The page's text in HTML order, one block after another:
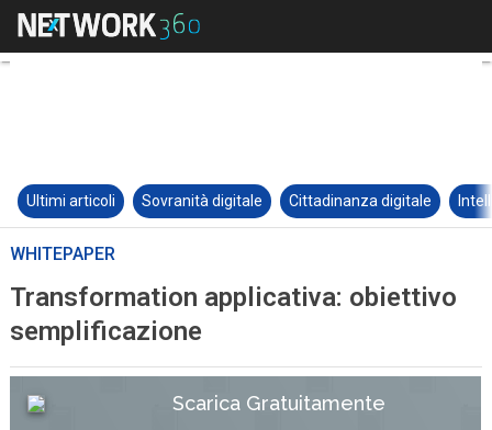
Ultimi articoli Sovranità digitale Cittadinanza digitale
WHITEPAPER
Transformation applicativa: obiettivo
semplificazione
Scarica Gratuitamente